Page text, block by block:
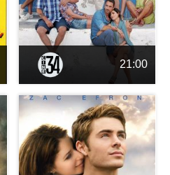
21:00